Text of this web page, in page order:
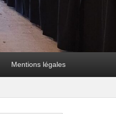
Mentions légales